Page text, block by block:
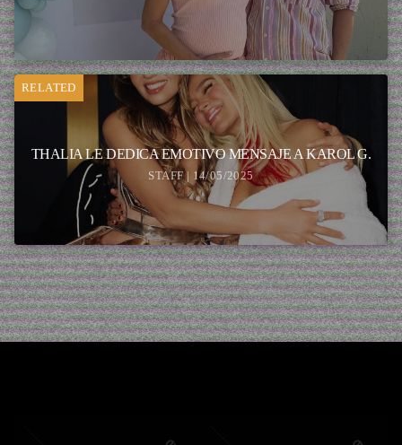
RELATED
THALIA LE DEDICA EMOTIVO MENSAJE A KAROL G.
STAFF | 14/05/2025